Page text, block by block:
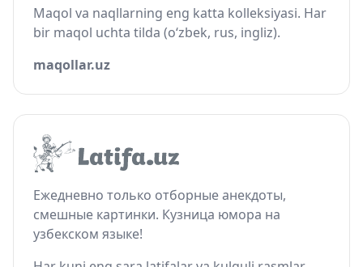
Maqol va naqllarning eng katta kolleksiyasi. Har
bir maqol uchta tilda (o‘zbek, rus, ingliz).
maqollar.uz
Ежедневно только отборные анекдоты,
смешные картинки. Кузница юмора на
узбекском языке!